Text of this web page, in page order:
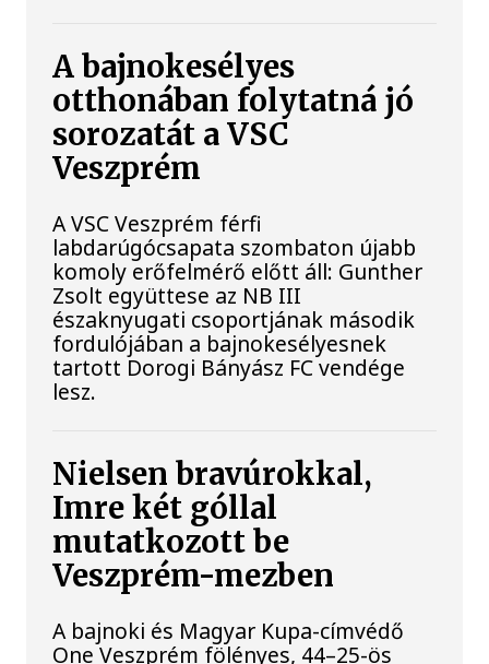
A bajnokesélyes
otthonában folytatná jó
sorozatát a VSC
Veszprém
A VSC Veszprém férfi
labdarúgócsapata szombaton újabb
komoly erőfelmérő előtt áll: Gunther
Zsolt együttese az NB III
északnyugati csoportjának második
fordulójában a bajnokesélyesnek
tartott Dorogi Bányász FC vendége
lesz.
Nielsen bravúrokkal,
Imre két góllal
mutatkozott be
Veszprém-mezben
A bajnoki és Magyar Kupa-címvédő
One Veszprém fölényes, 44–25-ös